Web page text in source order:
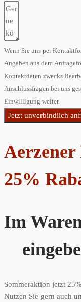
Wenn Sie uns per
Angaben aus dem
Kontaktdaten zwecks
Anschlussfragen bei uns
Einwilligung weiter.
Jetzt unverbindlich
25%
Im
Sommeraktion jetzt
Nutzen Sie gern auch